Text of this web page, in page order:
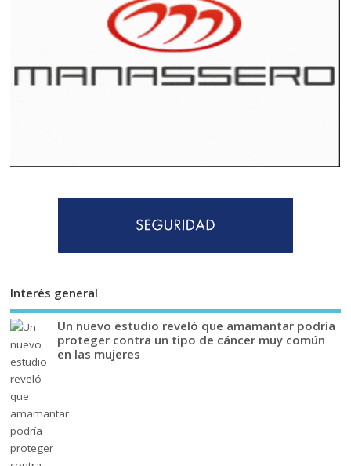
Interés general
Un nuevo estudio reveló que amamantar podría
proteger contra un tipo de cáncer muy común
en las mujeres